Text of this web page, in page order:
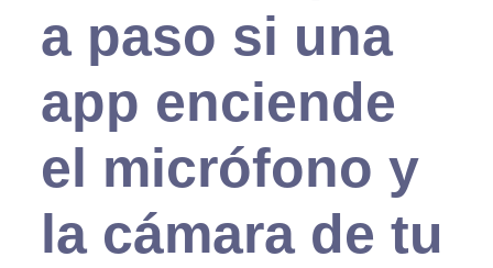
a paso si una
app enciende
el micrófono y
la cámara de tu